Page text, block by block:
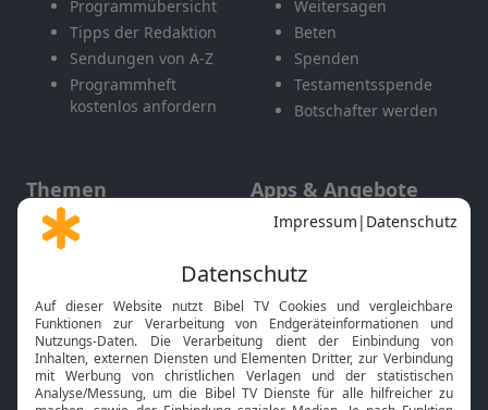
Programmübersicht
Tipps der Redaktion
Sendungen von A-Z
Programmheft
kostenlos anfordern
Weitersagen
Beten
Spenden
Testamentsspende
Botschafter werden
Themen
Gott und Bibel erklärt
Neuigkeiten
Apps & Angebote
Mobile App
Smart TV
HbbTV
Bibelthek Online-Bibel
Nächster Gottesdienst